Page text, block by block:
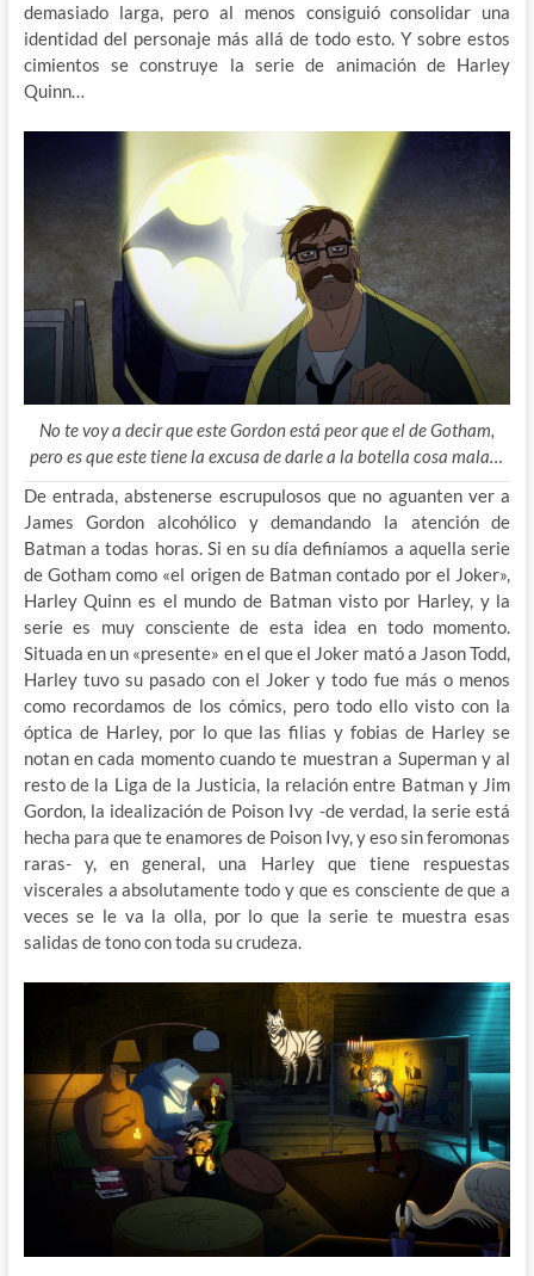
demasiado larga, pero al menos consiguió consolidar una
identidad del personaje más allá de todo esto. Y sobre estos
cimientos se construye la serie de animación de Harley
Quinn…
No te voy a decir que este Gordon está peor que el de Gotham,
pero es que este tiene la excusa de darle a la botella cosa mala…
De entrada, abstenerse escrupulosos que no aguanten ver a
James Gordon alcohólico y demandando la atención de
Batman a todas horas. Si en su día definíamos a aquella serie
de Gotham como «el origen de Batman contado por el Joker»,
Harley Quinn es el mundo de Batman visto por Harley, y la
serie es muy consciente de esta idea en todo momento.
Situada en un «presente» en el que el Joker mató a Jason Todd,
Harley tuvo su pasado con el Joker y todo fue más o menos
como recordamos de los cómics, pero todo ello visto con la
óptica de Harley, por lo que las filias y fobias de Harley se
notan en cada momento cuando te muestran a Superman y al
resto de la Liga de la Justicia, la relación entre Batman y Jim
Gordon, la idealización de Poison Ivy -de verdad, la serie está
hecha para que te enamores de Poison Ivy, y eso sin feromonas
raras- y, en general, una Harley que tiene respuestas
viscerales a absolutamente todo y que es consciente de que a
veces se le va la olla, por lo que la serie te muestra esas
salidas de tono con toda su crudeza.